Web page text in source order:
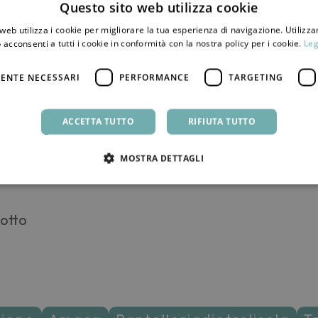
fisso che è la mia memoria tutto quello di cui ti
in salvo queste immagini per noi due e per
lasciare i cellulari a casa sarebbe stato un bene”.
è tirato fuori da quella specie di uovo che era
lei se ne fosse accorta, da tempo, la stava
Questo sito web utilizza cookie
utilizza i cookie per migliorare la tua esperienza di navigazione.
acconsenti a tutti i cookie in conformità con la nostra policy per i cookie.
NECESSARI PERFORMANCE TARGETING
ACCETTA TUTTO RIFIUTA TUTTO
MOSTRA DETTAGLI